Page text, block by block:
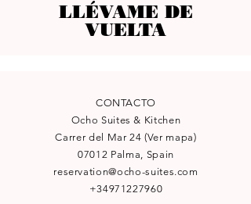
LLÉVAME DE
VUELTA
CONTACTO
Ocho Suites & Kitchen
Carrer del Mar 24 (Ver mapa)
07012 Palma, Spain
reservation@ocho-suites.com
+34971227960